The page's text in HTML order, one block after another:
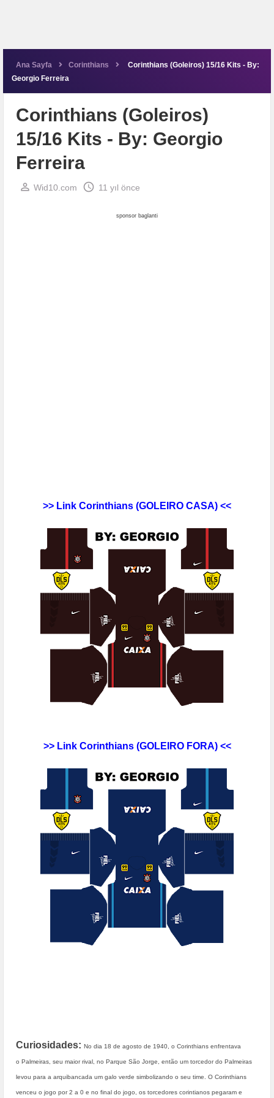
Ana Sayfa Corinthians
Corinthians (Goleiros) 15/16 Kits - By:
Georgio Ferreira
Corinthians (Goleiros)
15/16 Kits - By: Georgio
Ferreira
perm_identity Wid10.com schedule 11 yıl önce
sponsor baglanti
>> Link Corinthians (GOLEIRO CASA) <<
>> Link Corinthians (GOLEIRO FORA) <<
Curiosidades: No dia 18 de agosto de 1940 , o Corinthians enfrentava
o Palmeiras , seu maior rival, no Parque São Jorge, então um torcedor do Palmeiras
levou para a arquibancada um galo verde simbolizando o seu time. O Corinthians
venceu o jogo por 2 a 0 e no final do jogo, os torcedores corintianos pegaram e